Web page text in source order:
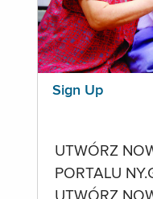
Sign Up
UTWÓRZ
PORTALU